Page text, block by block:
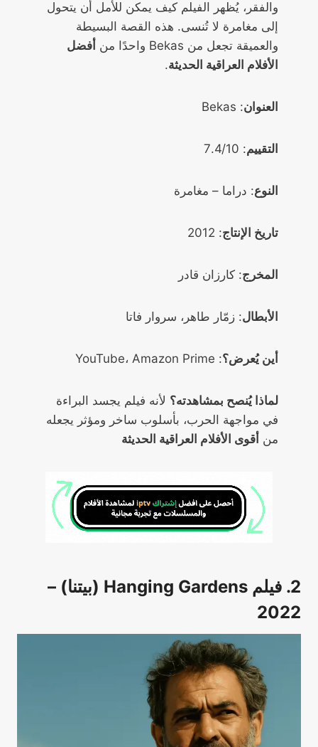
والفقر، يُظهر الفيلم كيف يمكن للأمل أن يتحول
إلى مغامرة لا تُنسى. هذه القصة البسيطة
والعميقة تجعل من Bekas واحدًا من
أفضل
الأفلام العراقية الحديثة.
العنوان: Bekas
التقييم: 7.4/10
النوع: دراما – مغامرة
تاريخ الإنتاج: 2012
المخرج: كارزان قادر
الأبطال: زمّار طاهر، سروار فاتا
أين يُعرض؟: YouTube، Amazon Prime
لماذا يُنصح بمشاهدته؟ لأنه فيلم يجسد البراءة
في مواجهة الحرب، بأسلوب ساخر ومؤثر يجعله
من أقوى الأفلام العراقية الحديثة
2. فيلم Hanging Gardens (بيتنا) –
2022